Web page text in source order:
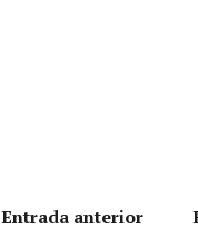
Entrada anterior